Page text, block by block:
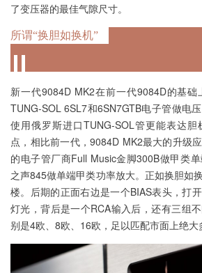
了变压器的最佳气隙尺寸。
所谓“换胆如换机”
新一代9084D MK2在前一代9084D的基
TUNG-SOL 6SL7和6SN7GTB电子管做电
使用俄罗斯进口TUNG-SOL管更能表达
点，相比前一代，9084D MK2最大的升级
的电子管厂商Full Music金脚300B做甲类
之声845做单端甲类功率放大。正如换胆如
楼。后期的正面右边是一个BIAS表头，打
灯光，背后是一个RCA输入后，还有三组
别是4欧、8欧、16欧，足以匹配市面上绝大